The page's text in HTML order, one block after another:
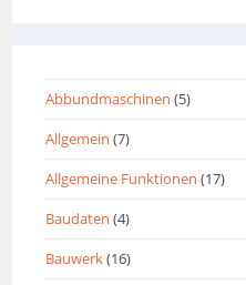
Abbundmaschinen (5)
Allgemein (7)
Allgemeine Funktionen (17)
Baudaten (4)
Bauwerk(16)